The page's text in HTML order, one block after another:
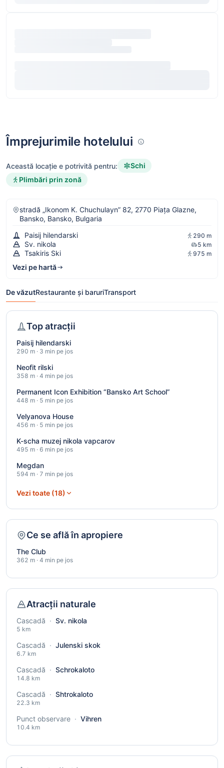
Împrejurimile hotelului
Această locație e potrivită pentru:
Schi
Plimbări prin zonă
stradă „Ikonom K. Chuchulayn” 82, 2770 Piața Glazne,
Bansko, Bansko, Bulgaria
Paisij hilendarski
290 m
Sv. nikola 5 km
Tsakiris Ski 975 m
Vezi pe hartă
De văzutRestaurante și baruriTransport
Top atracții
Paisij hilendarski
290 m · 3 min pe jos
Neofit rilski
358 m · 4 min pe jos
Permanent Icon Exhibition “Bansko Art School”
448 m · 5 min pe jos
Velyanova House
456 m · 5 min pe jos
K-scha muzej nikola vapcarov
495 m · 6 min pe jos
Megdan
594 m · 7 min pe jos
Vezi toate (18)
Ce se află în apropiere
The Club
362 m · 4 min pe jos
Atracții naturale
Cascadă · Sv. nikola
5 km
Cascadă · Julenski skok
6.7 km
Cascadă · Schrokaloto
14.8 km
Cascadă · Shtrokaloto
22.3 km
Punct observare · Vihren
10.4 km